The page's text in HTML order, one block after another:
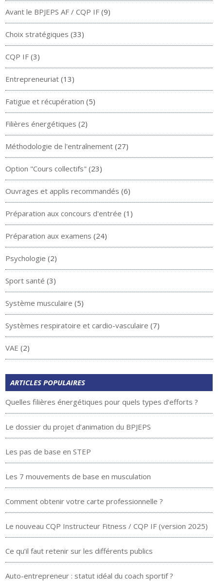
Avant le BPJEPS AF / CQP IF (9)
Choix stratégiques (33)
CQP IF (3)
Entrepreneuriat (13)
Fatigue et récupération (5)
Filières énergétiques (2)
Méthodologie de l'entraînement (27)
Option "Cours collectifs" (23)
Ouvrages et applis recommandés (6)
Préparation aux concours d'entrée (1)
Préparation aux examens (24)
Psychologie (2)
Sport santé (3)
Système musculaire (5)
Systèmes respiratoire et cardio-vasculaire (7)
VAE (2)
ARTICLES POPULAIRES
Quelles filières énergétiques pour quels types d’efforts ?
Le dossier du projet d’animation du BPJEPS
Les pas de base en STEP
Les 7 mouvements de base en musculation
Comment obtenir votre carte professionnelle ?
Le nouveau CQP Instructeur Fitness / CQP IF (version 2025)
Ce qu’il faut retenir sur les différents publics
Auto-entrepreneur : statut idéal du coach sportif ?